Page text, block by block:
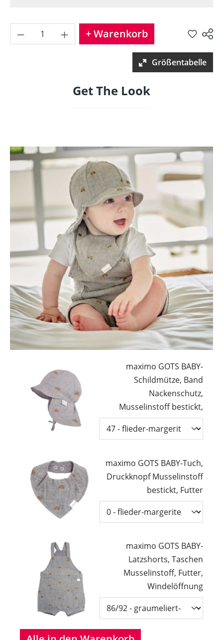
Produkt Anzahl: Gib den
+ Warenkorb
Produkt teilen
Größentabelle
Get The Look
maximo GOTS BABY-
Schildmütze, Band
Nackenschutz,
Musselinstoff bestickt,
maximo GOTS BABY-Tuch,
Druckknopf Musselinstoff
bestickt, Futter
maximo GOTS BABY-
Latzshorts, Taschen
Musselinstoff, Futter,
Windelöffnung